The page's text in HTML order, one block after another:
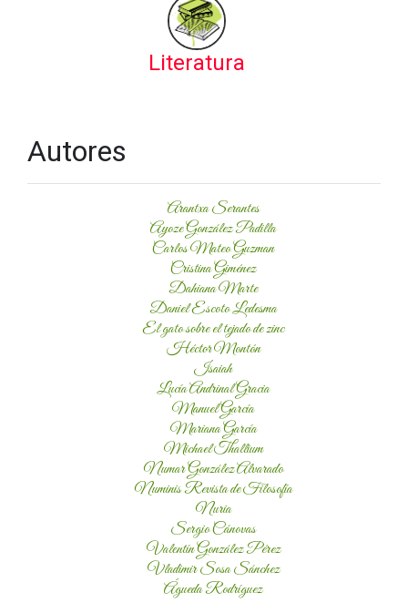
Literatura
Autores
Arantxa Serantes
Ayoze González Padilla
Carlos Mateo Guzman
Cristina Giménez
Dahiana Marte
Daniel Escoto Ledesma
El gato sobre el tejado de zinc
Héctor Montón
Isaiah
Lucía Andrinal Gracia
Manuel García
Mariana García
Michael Thallium
Numar González Alvarado
Numinis Revista de Filosofía
Nuria
Sergio Cánovas
Valentín González Pérez
Vladimir Sosa Sánchez
Águeda Rodríguez